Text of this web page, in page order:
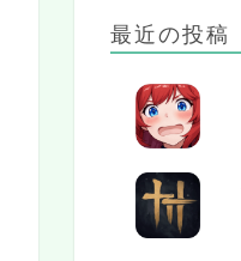
最近の投稿